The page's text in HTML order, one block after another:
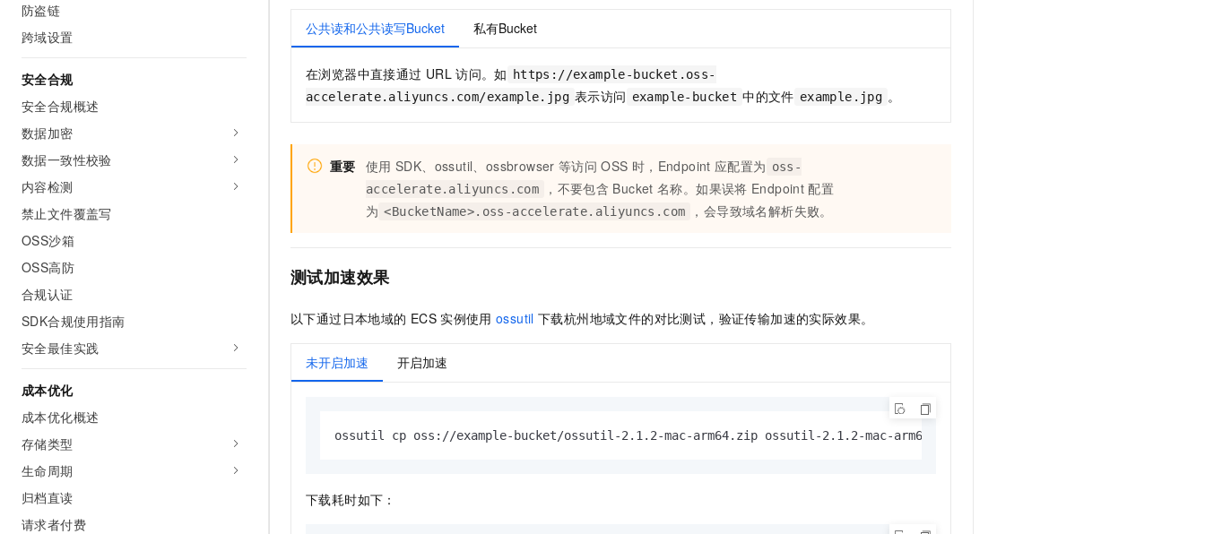
防盗链
跨域设置
安全合规
安全合规概述
数据加密
数据一致性校验
内容检测
禁止文件覆盖写
OSS沙箱
OSS高防
合规认证
SDK合规使用指南
安全最佳实践
成本优化
成本优化概述
存储类型
生命周期
归档直读
请求者付费
公共读和公共读写Bucket 私有Bucket
在浏览器中直接通过 URL 访问。如
https://example-bucket.oss-
accelerate.aliyuncs.com/example.jpg 表示访问 example-bucket 中的文件 example.jpg 。
重要 使用 SDK、ossutil、ossbrowser 等访问 OSS 时，Endpoint 应配置为 oss-
accelerate.aliyuncs.com
，不要包含 Bucket 名称。如果误将 Endpoint 配置
为 <BucketName>.oss-accelerate.aliyuncs.com ，会导致域名解析失败。
测试加速效果
以下通过日本地域的 ECS 实例使用 ossutil 下载杭州地域文件的对比测试，验证传输加速的实际效果。
未开启加速 开启加速
ossutil cp oss://example-bucket/ossutil-2.1.2-mac-arm64.zip ossutil-2.1.2-mac-arm64.zip -e oss-cn-hangzhou.aliyuncs.com
下载耗时如下：